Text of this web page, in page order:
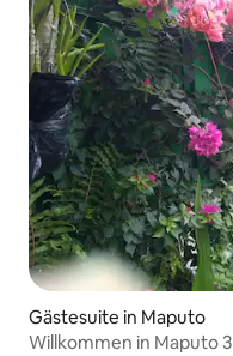
Gästesuite in Maputo
Willkommen in Maputo 3